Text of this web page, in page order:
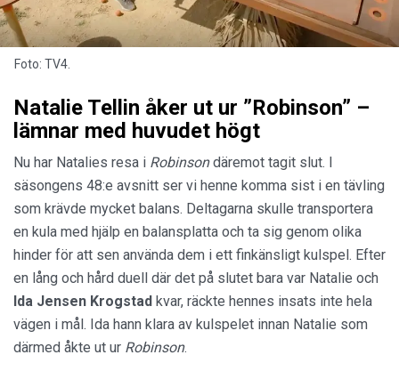
Foto: TV4.
Natalie Tellin åker ut ur ”Robinson” –
lämnar med huvudet högt
Nu har Natalies resa i Robinsondäremot tagit slut. I
säsongens 48:e avsnitt ser vi henne komma sist i en tävling
som krävde mycket balans. Deltagarna skulle transportera
en kula med hjälp en balansplatta och ta sig genom olika
hinder för att sen använda dem i ett finkänsligt kulspel. Efter
en lång och hård duell där det på slutet bara var Natalie och
Ida Jensen Krogstad kvar, räckte hennes insats inte hela
vägen i mål. Ida hann klara av kulspelet innan Natalie som
därmed åkte ut ur Robinson.